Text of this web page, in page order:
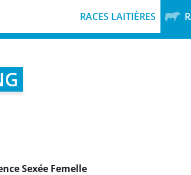
RACES LAITIÈRES